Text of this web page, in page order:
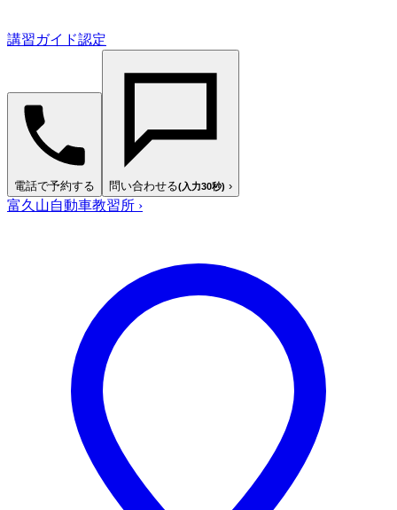
講習ガイド認定
電話で予約する 問い合わせる(入力30秒) ›
富久山自動車教習所 ›